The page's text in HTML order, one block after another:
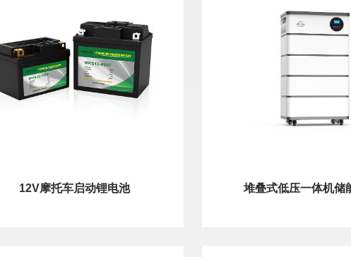
12V摩托车启动锂电池 堆叠式低压一体机储